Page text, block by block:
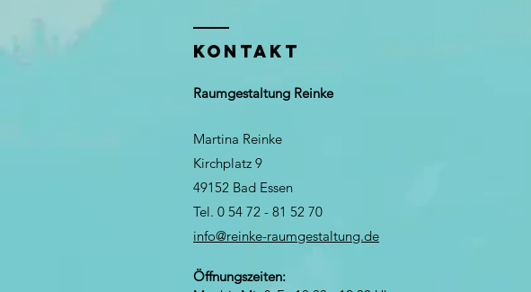
KONTAKT
Raumgestaltung Reinke
Martina Reinke
Kirchplatz 9
49152 Bad Essen
Tel. 0­ 54 72 -­ 81 52 70
info@reinke-raumgestaltung.de
Öffnungszeiten: